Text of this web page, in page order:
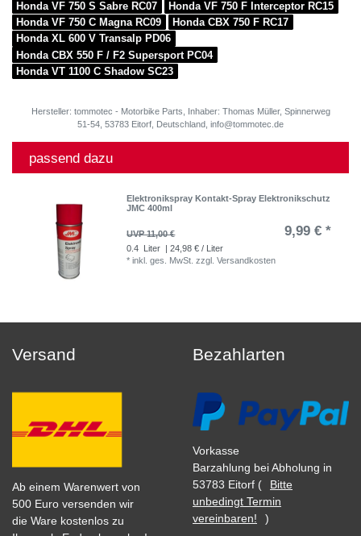
Honda VF 750 S Sabre RC07
Honda VF 750 F Interceptor RC15
Honda VF 750 C Magna RC09
Honda CBX 750 F RC17
Honda XL 600 V Transalp PD06
Honda CBX 550 F / F2 Supersport PC04
Honda VT 1100 C Shadow SC23
Hersteller: tommotec - Motorbike Parts, Inhaber: Thomas Müller, Spinnerweg
51-54, 53783 Eitorf, Deutschland, info@tommotec.de
passend dazu
Elektronikspray Kontakt-Spray Elektronikschutz
JMC 400ml
UVP 11,00 € 9,99 € *
0.4 Liter | 24,98 € / Liter
*inkl. ges. MwSt. zzgl.Versandkosten
Versand
Ab einem Warenwert von
500 Euro versenden wir
die Ware kostenlos zu
Bezahlarten
Vorkasse
Barzahlung bei Abholung in
53783 Eitorf (
Bitte
unbedingt Termin
vereinbaren!
)